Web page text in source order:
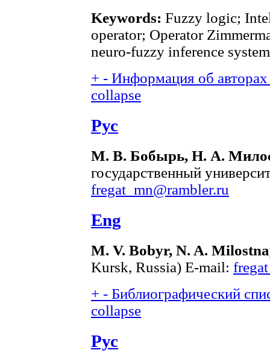
Keywords: Fuzzy logic;
operator; Operator
neuro-fuzzy inference
+ - Информация об
collapse
Рус
М. В. Бобырь, Н. А.
государственный
fregat_mn@rambler.ru
Eng
M. V. Bobyr, N. A.
Kursk, Russia) E-mail:
+ - Библиографический
collapse
Рус